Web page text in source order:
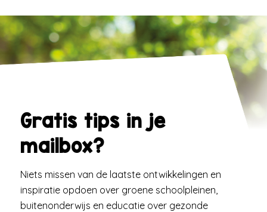
Gratis tips in je
mailbox?
Niets missen van de laatste ontwikkelingen en
inspiratie opdoen over groene schoolpleinen,
buitenonderwijs en educatie over gezonde